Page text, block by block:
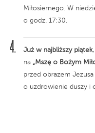
Miłosiernego. W
o godz. 17:30.
Już w najbliższy piątek
na „Mszę o Bożym
przed obrazem
o uzdrowienie duszy i